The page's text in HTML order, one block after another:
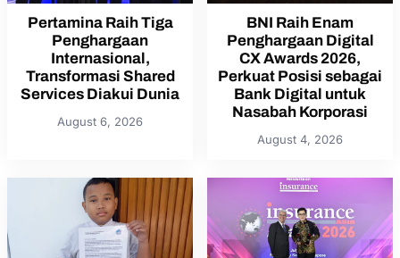
Pertamina Raih Tiga
Penghargaan
Internasional,
Transformasi Shared
Services Diakui Dunia
August 6, 2026
BNI Raih Enam
Penghargaan Digital
CX Awards 2026,
Perkuat Posisi sebagai
Bank Digital untuk
Nasabah Korporasi
August 4, 2026